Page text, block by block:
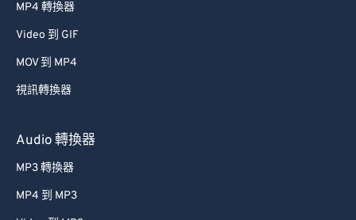
MP4 轉換器
Video 到 GIF
MOV 到 MP4
視訊轉換器
Audio 轉換器
MP3 轉換器
MP4 到 MP3